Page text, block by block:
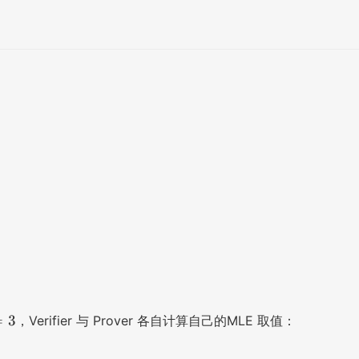
\\
r) + 2r = 4 - 2r \mod 5 = 4 + 3r
3 ，Verifier 与 Prover 各自计算自己的MLE 取值：
= 3 \\ \text{For Prover}: